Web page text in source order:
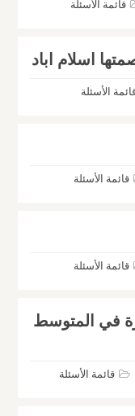
قائمة الأسئلة
اسلام اباد
الأسئلة
قائمة الأسئلة
قائمة الأسئلة
في المتوسط
قائمة الأسئلة